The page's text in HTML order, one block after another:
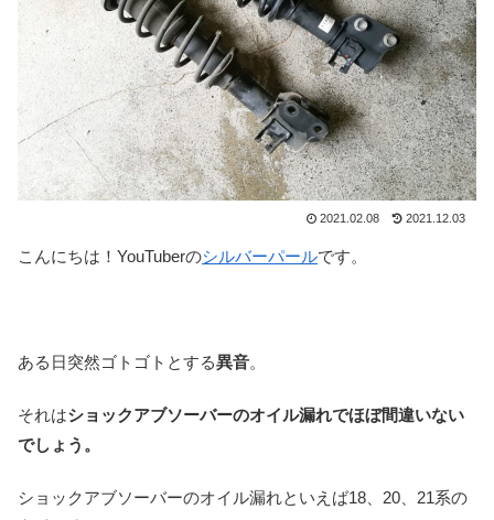
2021.02.08 2021.12.03
こんにちは！YouTuberのシルバーパールです。
ある日突然ゴトゴトとする異音。
それはショックアブソーバーのオイル漏れでほぼ間違いない
でしょう。
ショックアブソーバーのオイル漏れといえば18、20、21系の